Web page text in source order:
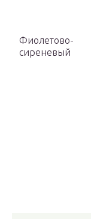
Фиолетово-
сиреневый